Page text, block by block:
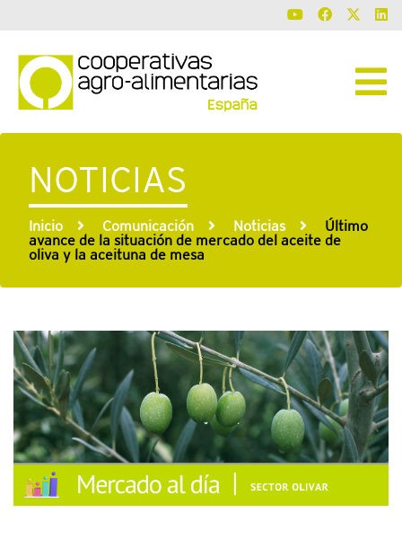
NOTICIAS
Inicio Comunicación Noticias
Último
avance de la situación de mercado del aceite de
oliva y la aceituna de mesa